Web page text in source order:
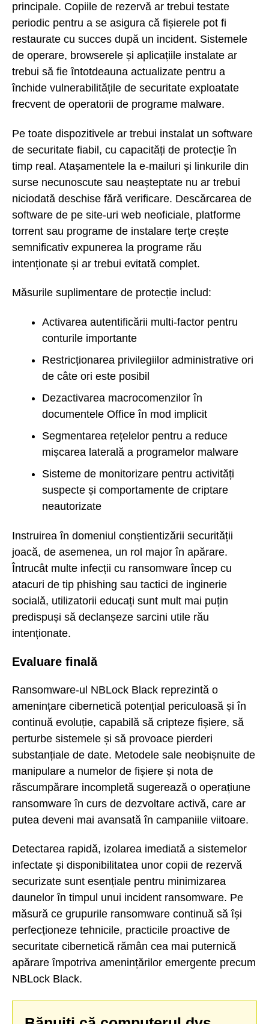
principale. Copiile de rezervă ar trebui testate
periodic pentru a se asigura că fișierele pot fi
restaurate cu succes după un incident. Sistemele
de operare, browserele și aplicațiile instalate ar
trebui să fie întotdeauna actualizate pentru a
închide vulnerabilitățile de securitate exploatate
frecvent de operatorii de programe malware.
Pe toate dispozitivele ar trebui instalat un software
de securitate fiabil, cu capacități de protecție în
timp real. Atașamentele la e-mailuri și linkurile din
surse necunoscute sau neașteptate nu ar trebui
niciodată deschise fără verificare. Descărcarea de
software de pe site-uri web neoficiale, platforme
torrent sau programe de instalare terțe crește
semnificativ expunerea la programe rău
intenționate și ar trebui evitată complet.
Măsurile suplimentare de protecție includ:
Activarea autentificării multi-factor pentru
conturile importante
Restricționarea privilegiilor administrative ori
de câte ori este posibil
Dezactivarea macrocomenzilor în
documentele Office în mod implicit
Segmentarea rețelelor pentru a reduce
mișcarea laterală a programelor malware
Sisteme de monitorizare pentru activități
suspecte și comportamente de criptare
neautorizate
Instruirea în domeniul conștientizării securității
joacă, de asemenea, un rol major în apărare.
Întrucât multe infecții cu ransomware încep cu
atacuri de tip phishing sau tactici de inginerie
socială, utilizatorii educați sunt mult mai puțin
predispuși să declanșeze sarcini utile rău
intenționate.
Evaluare finală
Ransomware-ul NBLock Black reprezintă o
amenințare cibernetică potențial periculoasă și în
continuă evoluție, capabilă să cripteze fișiere, să
perturbe sistemele și să provoace pierderi
substanțiale de date. Metodele sale neobișnuite de
manipulare a numelor de fișiere și nota de
răscumpărare incompletă sugerează o operațiune
ransomware în curs de dezvoltare activă, care ar
putea deveni mai avansată în campaniile viitoare.
Detectarea rapidă, izolarea imediată a sistemelor
infectate și disponibilitatea unor copii de rezervă
securizate sunt esențiale pentru minimizarea
daunelor în timpul unui incident ransomware. Pe
măsură ce grupurile ransomware continuă să își
perfecționeze tehnicile, practicile proactive de
securitate cibernetică rămân cea mai puternică
apărare împotriva amenințărilor emergente precum
NBLock Black.